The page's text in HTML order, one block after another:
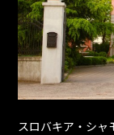
スロバキア・シャ